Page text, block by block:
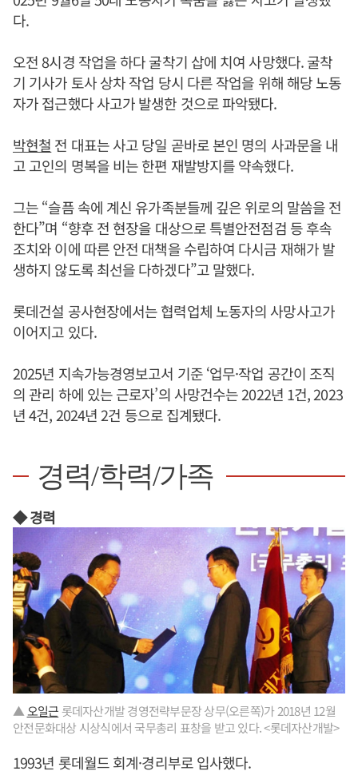
다.
오전 8시경 작업을 하다 굴착기 삽에 치여 사망했다. 굴착
기 기사가 토사 상차 작업 당시 다른 작업을 위해 해당 노동
자가 접근했다 사고가 발생한 것으로 파악됐다.
박현철 전 대표는 사고 당일 곧바로 본인 명의 사과문을 내
고 고인의 명복을 비는 한편 재발방지를 약속했다.
그는 “슬픔 속에 계신 유가족분들께 깊은 위로의 말씀을 전
한다”며 “향후 전 현장을 대상으로 특별안전점검 등 후속
조치와 이에 따른 안전 대책을 수립하여 다시금 재해가 발
생하지 않도록 최선을 다하겠다”고 말했다.
롯데건설 공사현장에서는 협력업체 노동자의 사망사고가
이어지고 있다.
2025년 지속가능경영보고서 기준 ‘업무·작업 공간이 조직
의 관리 하에 있는 근로자’의 사망건수는 2022년 1건, 2023
년 4건, 2024년 2건 등으로 집계됐다.
경력/학력/가족
◆ 경력
▲오일근 롯데자산개발 경영전략부문장 상무(오른쪽)가 2018년 12월
안전문화대상 시상식에서 국무총리 표창을 받고 있다. <롯데자산개발>
1993년 롯데월드 회계·경리부로 입사했다.